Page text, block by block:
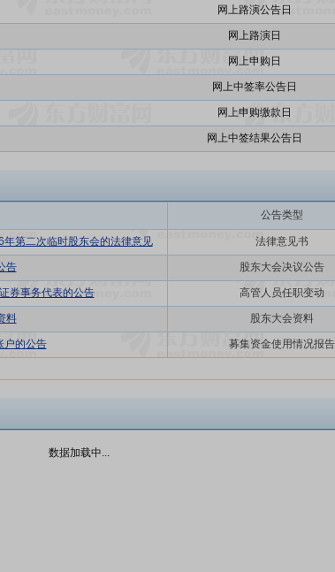
网上路演公告日
网上路演日
网上申购日
网上中签率公告日
网上申购缴款日
网上中签结果公告日
公告类型
第二次临时股东会的法律意见 法律意见书
告 股东大会决议公告
券事务代表的公告 高管人员任职变动
料 股东大会资料
户的公告 募集资金使用情况报告